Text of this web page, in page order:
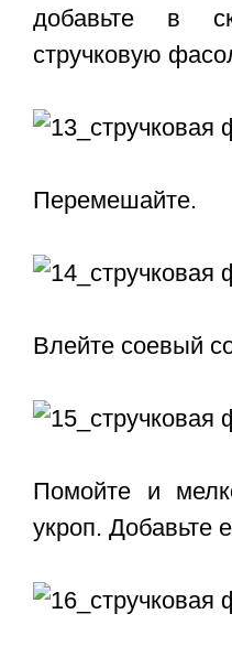
добавьте в
стручковую
Перемешайте.
Влейте соевый
Помойте и
укроп. Добавьте